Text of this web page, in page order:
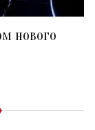
нового